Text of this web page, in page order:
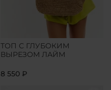
ТОП С ГЛУБОКИМ
ВЫРЕЗОМ ЛАЙМ
8 550 ₽